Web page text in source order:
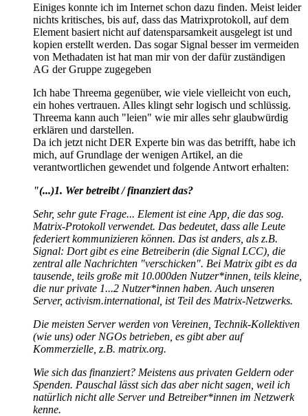
Einiges konnte ich im Internet schon dazu finden. Meist leider
nichts kritisches, bis auf, dass das Matrixprotokoll, auf dem
Element basiert nicht auf datensparsamkeit ausgelegt ist und
kopien erstellt werden. Das sogar Signal besser im vermeiden
von Methadaten ist hat man mir von der dafür zuständigen
AG der Gruppe zugegeben
Ich habe Threema gegenüber, wie viele vielleicht von euch,
ein hohes vertrauen. Alles klingt sehr logisch und schlüssig.
Threema kann auch "leien" wie mir alles sehr glaubwürdig
erklären und darstellen.
Da ich jetzt nicht DER Experte bin was das betrifft, habe ich
mich, auf Grundlage der wenigen Artikel, an die
verantwortlichen gewendet und folgende Antwort erhalten:
"(...)1. Wer betreibt / finanziert das?
Sehr, sehr gute Frage... Element ist eine App, die das sog.
Matrix-Protokoll verwendet. Das bedeutet, dass alle Leute
federiert kommunizieren können. Das ist anders, als z.B.
Signal: Dort gibt es eine Betreiberin (die Signal LCC), die
zentral alle Nachrichten "verschicken". Bei Matrix gibt es da
tausende, teils große mit 10.000den Nutzer*innen, teils kleine,
die nur private 1...2 Nutzer*innen haben. Auch unseren
Server, activism.international, ist Teil des Matrix-Netzwerks.
Die meisten Server werden von Vereinen, Technik-Kollektiven
(wie uns) oder NGOs betrieben, es gibt aber auf
Kommerzielle, z.B. matrix.org.
Wie sich das finanziert? Meistens aus privaten Geldern oder
Spenden. Pauschal lässt sich das aber nicht sagen, weil ich
natürlich nicht alle Server und Betreiber*innen im Netzwerk
kenne.